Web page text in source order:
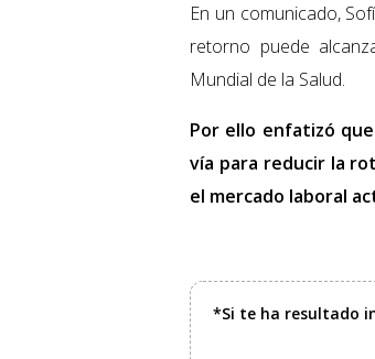
En un comunicado,
retorno puede
Mundial de la Salud.
Por ello enfatizó
vía para reducir la
el mercado laboral
*Si te ha resultado